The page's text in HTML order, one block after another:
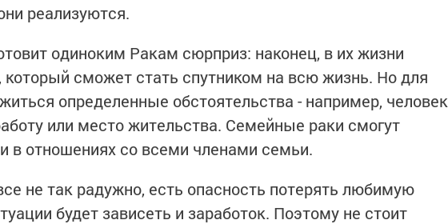
реализуются.
одиноким Ракам сюрприз: наконец, в их жизни
который сможет стать спутником на всю жизнь. Но для
определенные обстоятельства - например, человек
или место жительства. Семейные раки смогут
в отношениях со всеми членами семьи.
не так радужно, есть опасность потерять любимую
будет зависеть и заработок. Поэтому не стоит